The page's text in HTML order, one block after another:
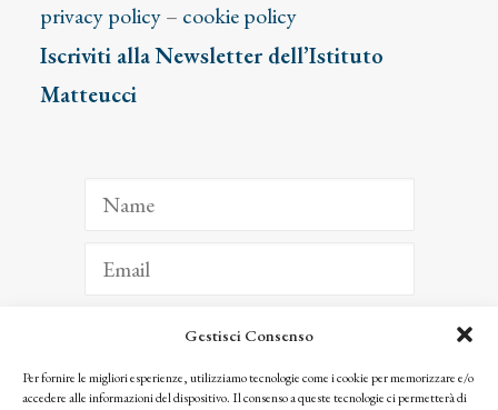
Gestisci Consenso
Per fornire le migliori esperienze, utilizziamo tecnologie come i cookie per memorizzare e/o
accedere alle informazioni del dispositivo. Il consenso a queste tecnologie ci permetterà di
privacy policy– cookie policy
Iscriviti alla Newsletter dell’Istituto
Matteucci
ISCRIVITI